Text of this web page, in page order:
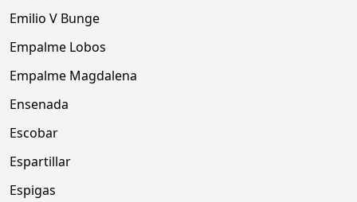
Emilio V Bunge
Empalme Lobos
Empalme Magdalena
Ensenada
Escobar
Espartillar
Espigas